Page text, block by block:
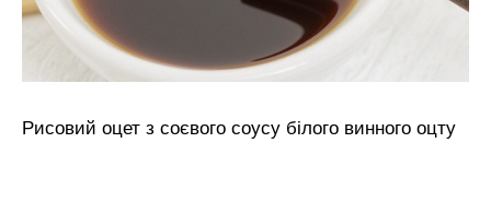
Рисовий оцет з соєвого соусу білого винного оцту